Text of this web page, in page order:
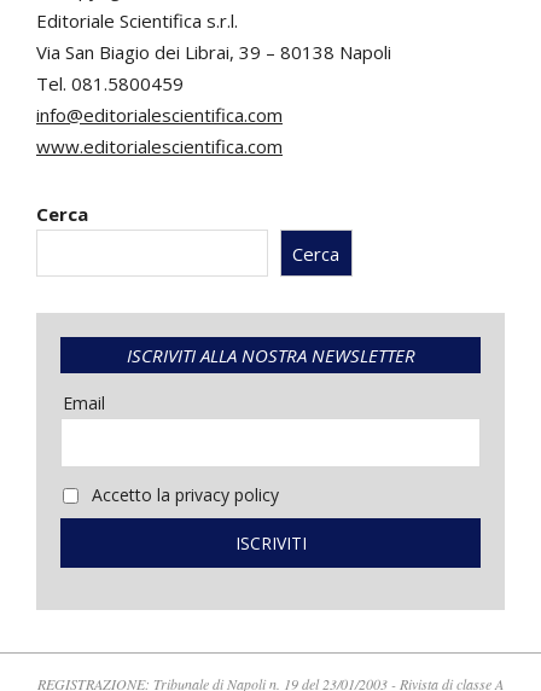
Editoriale Scientifica s.r.l.
Via San Biagio dei Librai, 39 – 80138 Napoli
Tel. 081.5800459
info@editorialescientifica.com
www.editorialescientifica.com
Cerca
Cerca
ISCRIVITI ALLA NOSTRA NEWSLETTER
Email
Accetto la privacy policy
REGISTRAZIONE: Tribunale di Napoli n. 19 del 23/01/2003 - Rivista di classe A